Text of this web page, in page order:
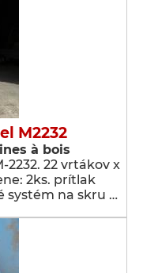
M2232
à bois
22 vrtákov x
2ks. prítlak
systém na skru …